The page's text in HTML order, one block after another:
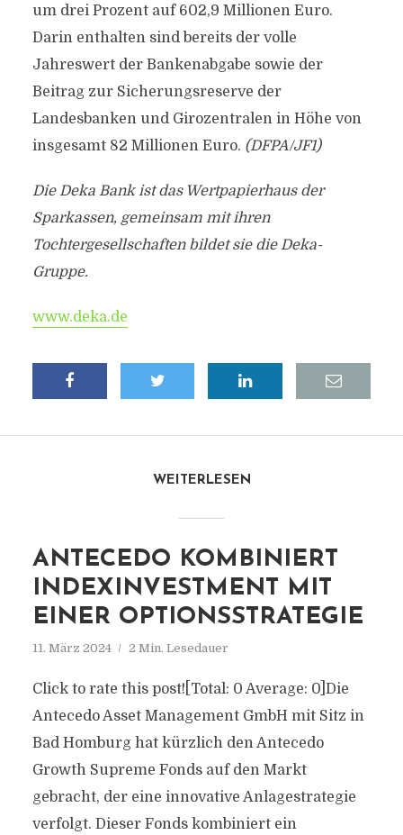
um drei Prozent auf 602,9 Millionen Euro.
Darin enthalten sind bereits der volle
Jahreswert der Bankenabgabe sowie der
Beitrag zur Sicherungsreserve der
Landesbanken und Girozentralen in Höhe von
insgesamt 82 Millionen Euro. (DFPA/JF1)
Die Deka Bank ist das Wertpapierhaus der
Sparkassen, gemeinsam mit ihren
Tochtergesellschaften bildet sie die Deka-
Gruppe.
www.deka.de
WEITERLESEN
ANTECEDO KOMBINIERT
INDEXINVESTMENT MIT
EINER OPTIONSSTRATEGIE
11. März 2024 2 Min. Lesedauer
Click to rate this post![Total: 0 Average: 0]Die
Antecedo Asset Management GmbH mit Sitz in
Bad Homburg hat kürzlich den Antecedo
Growth Supreme Fonds auf den Markt
gebracht, der eine innovative Anlagestrategie
verfolgt. Dieser Fonds kombiniert ein